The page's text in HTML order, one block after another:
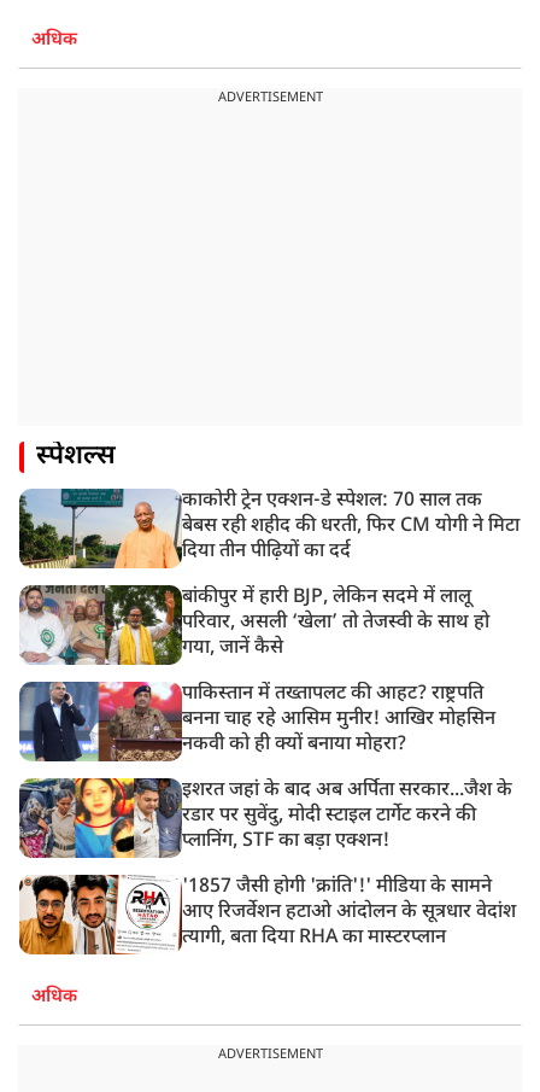
अधिक
ADVERTISEMENT
स्पेशल्स
काकोरी ट्रेन एक्शन-डे स्पेशल: 70 साल तक
बेबस रही शहीद की धरती, फिर CM योगी ने मिटा
दिया तीन पीढ़ियों का दर्द
बांकीपुर में हारी BJP, लेकिन सदमे में लालू
परिवार, असली ‘खेला’ तो तेजस्वी के साथ हो
गया, जानें कैसे
पाकिस्तान में तख्तापलट की आहट? राष्ट्रपति
बनना चाह रहे आसिम मुनीर! आखिर मोहसिन
नकवी को ही क्यों बनाया मोहरा?
इशरत जहां के बाद अब अर्पिता सरकार...जैश के
रडार पर सुवेंदु, मोदी स्टाइल टार्गेट करने की
प्लानिंग, STF का बड़ा एक्शन!
'1857 जैसी होगी 'क्रांति'!' मीडिया के सामने
आए रिजर्वेशन हटाओ आंदोलन के सूत्रधार वेदांश
त्यागी, बता दिया RHA का मास्टरप्लान
अधिक
ADVERTISEMENT